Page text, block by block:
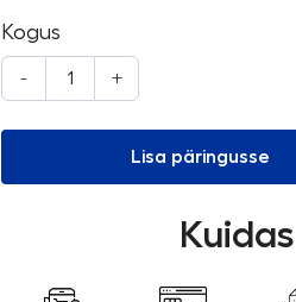
Kogus
- +
Lisa päringusse